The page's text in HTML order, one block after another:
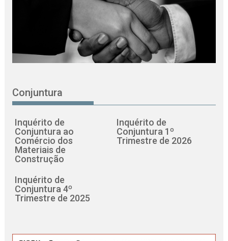
Conjuntura
Inquérito de
Conjuntura ao
Comércio dos
Materiais de
Construção
Inquérito de
Conjuntura 1º
Trimestre de 2026
Inquérito de
Conjuntura 4º
Trimestre de 2025